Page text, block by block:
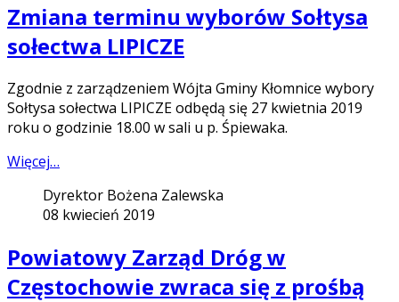
Zmiana terminu wyborów Sołtysa
sołectwa LIPICZE
Zgodnie z zarządzeniem Wójta Gminy Kłomnice wybory
Sołtysa sołectwa LIPICZE odbędą się 27 kwietnia 2019
roku o godzinie 18.00 w sali u p. Śpiewaka.
Więcej…
Dyrektor Bożena Zalewska
08 kwiecień 2019
Powiatowy Zarząd Dróg w
Częstochowie zwraca się z prośbą